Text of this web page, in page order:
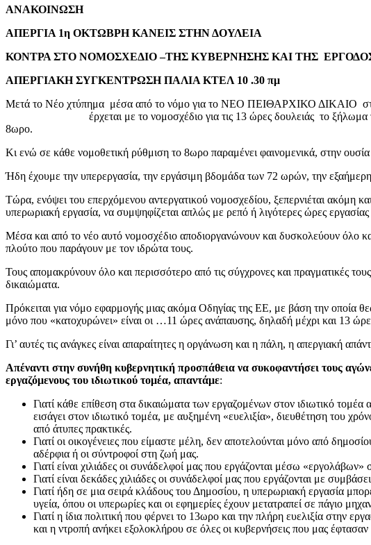
ΑΝΑΚΟΙΝΩΣΗ
ΑΠΕΡΓΙΑ 1η ΟΚΤΩΒΡΗ ΚΑΝΕΙΣ ΣΤΗΝ ΔΟΥΛΕΙΑ
ΚΟΝΤΡΑ ΣΤΟ ΝΟΜΟΣΧΕΔΙΟ –ΤΗΣ ΚΥΒΕΡΝΗΣΗΣ ΚΑΙ ΤΗΣ
ΑΠΕΡΓΙΑΚΗ ΣΥΓΚΕΝΤΡΩΣΗ ΠΑΛΙΑ ΚΤΕΛ 10 .30 πμ
Μετά το Νέο χτύπημα μέσα από το νόμο για το ΝΕΟ ΠΕΙΘΑΡΧΙΚΟ
έρχεται με το νομοσχέδιο για τις 13 ώρες δουλειάς το ξήλωμα του
8ωρο.
Κι ενώ σε κάθε νομοθετική ρύθμιση το 8ωρο παραμένει φαινομενικά, στην
Ήδη έχουμε την υπερεργασία, την εργάσιμη βδομάδα των 72 ωρών, την
Τώρα, ενόψει του επερχόμενου αντεργατικού νομοσχεδίου, ξεπερνιέται ακόμη
υπερωριακή εργασία, να συμψηφίζεται απλώς με ρεπό ή
Μέσα και από το νέο αυτό νομοσχέδιο αποδιοργανώνουν και δυσκολεύουν όλο
πλούτο που παράγουν με τον ιδρώτα τους.
Τους απομακρύνουν όλο και περισσότερο από τις σύγχρονες και πραγματικές
δικαιώματα.
Πρόκειται για νόμο εφαρμογής μιας ακόμα Οδηγίας της ΕΕ, με βάση την οποία
μόνο που «κατοχυρώνει» είναι οι …11 ώρες
Γι’ αυτές τις ανάγκες είναι απαραίτητες η οργάνωση και η
Απέναντι στην συνήθη κυβερνητική προσπάθεια να συκοφαντήσει τους
εργαζόμενους του ιδιωτικού τομέα, απαντάμε:
Γιατί κάθε επίθεση στα δικαιώματα των εργαζομένων στον ιδιωτικό
εισάγει στον ιδιωτικό τομέα, με αυξημένη «ευελιξία», διευθέτηση του
από άτυπες πρακτικές.
Γιατί οι οικογένειες που είμαστε μέλη, δεν αποτελούνται μόνο από
αδέρφια ή οι σύντροφοί στη ζωή μας.
Γιατί είναι χιλιάδες οι συνάδελφοί μας που εργάζονται μέσω
Γιατί είναι δεκάδες χιλιάδες οι συνάδελφοί μας που εργάζονται με
Γιατί ήδη σε μια σειρά κλάδους του Δημοσίου, η υπερωριακή εργασία
υγεία, όπου οι υπερωρίες και οι εφημερίες έχουν μετατραπεί σε πάγιο
Γιατί η ίδια πολιτική που φέρνει το 13ωρο και την πλήρη ευελιξία στην
και η ντροπή ανήκει εξολοκλήρου σε όλες οι κυβερνήσεις που μας